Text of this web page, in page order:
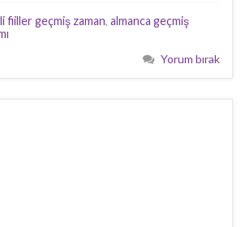
fiiller geçmiş zaman, almanca geçmiş
Yorum bırak